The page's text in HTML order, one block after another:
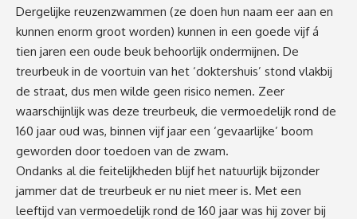
Dergelijke reuzenzwammen (ze doen hun naam eer aan en
kunnen enorm groot worden) kunnen in een goede vijf á
tien jaren een oude beuk behoorlijk ondermijnen. De
treurbeuk in de voortuin van het ‘doktershuis’ stond vlakbij
de straat, dus men wilde geen risico nemen. Zeer
waarschijnlijk was deze treurbeuk, die vermoedelijk rond de
160 jaar oud was, binnen vijf jaar een ‘gevaarlijke’ boom
geworden door toedoen van de zwam.
Ondanks al die feitelijkheden blijf het natuurlijk bijzonder
jammer dat de treurbeuk er nu niet meer is. Met een
leeftijd van vermoedelijk rond de 160 jaar was hij zover bij